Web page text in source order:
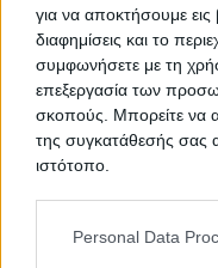
για να αποκτήσουμε
διαφημίσεις και το
συμφωνήσετε με τη
επεξεργασία των
σκοπούς. Μπορείτε να
της συγκατάθεσής σας
ιστότοπο.
Please note that this
and may gather and
Personal Data
Τοπική
Αθήνα Θεσσαλονίκη
Περιστέρι Καβάλα
Πειραιάς Κέρκυρα
περισσότερα >>
Χρήσιμα Σήμερα